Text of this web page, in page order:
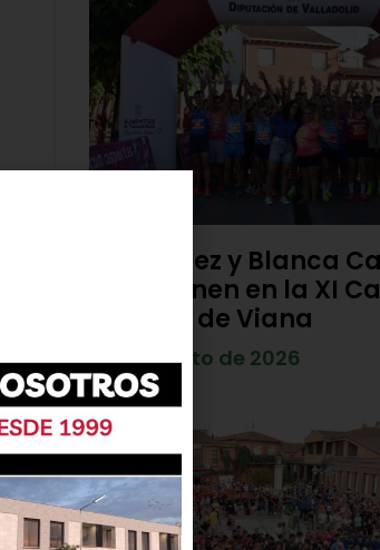
Diego Díez y Blanca
se imponen en la XI
Popular de Viana
4 de agosto de 2026